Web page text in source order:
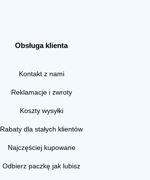
Obsługa klienta
Kontakt z nami
Reklamacje i zwroty
Koszty wysyłki
Rabaty dla stałych klientów
Najczęściej kupowane
Odbierz paczkę jak lubisz